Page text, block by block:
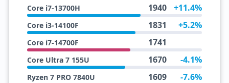
Core i7-13700H 1940 +11.4%
Core i3-14100F 1831 +5.2%
Core i7-14700F 1741
Core Ultra 7 155U 1670 -4.1%
Ryzen 7 PRO 7840U 1609 -7.6%